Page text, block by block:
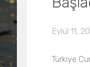
Eylül 11,
Türkiye